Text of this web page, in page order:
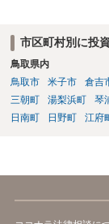
市区町村別に投
鳥取県内
鳥取市
米子市 倉吉
三朝町
湯梨浜町 琴
日南町
日野町 江府